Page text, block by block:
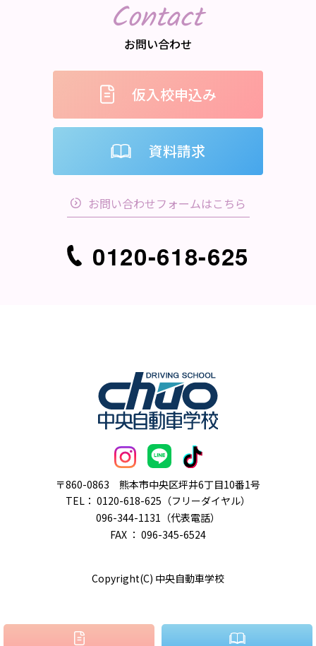
お問い合わせ
Contact
仮入校申込み
資料請求
お問い合わせフォームはこちら
0120-618-625
〒860-0863 熊本市中央区坪井6丁目10番1号
TEL： 0120-618-625（フリーダイヤル）
096-344-1131（代表電話）
FAX ： 096-345-6524
Copyright(C) 中央自動車学校